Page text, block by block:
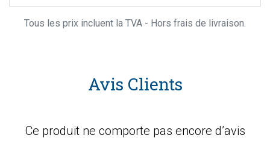
Tous les prix incluent la TVA - Hors frais de livraison.
Avis Clients
Ce produit ne comporte pas encore d’avis